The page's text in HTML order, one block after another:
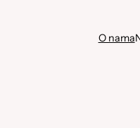
O nama